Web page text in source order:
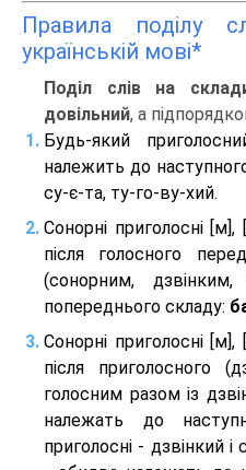
Правила поділу
українській мові*
Поділ слів на
довільний, а
Будь-який
належить до
су-є-та, ту-го-ву-хий.
Сонорні приголосні [м],
після голосного
(сонорним,
попереднього складу:
Сонорні приголосні [м],
після приголосного
голосним разом із
належать до
приголосні - дзвінкий